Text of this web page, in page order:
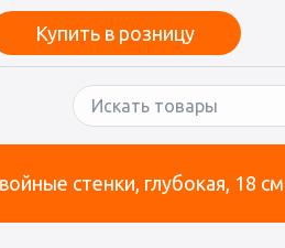
Купить в розницу
стенки, глубокая, 18 см